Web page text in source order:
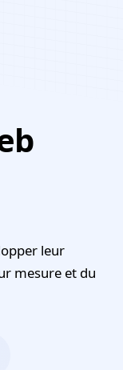
leur
mesure et du